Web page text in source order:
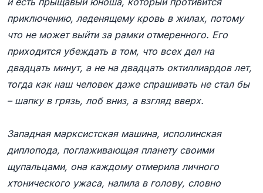
приключению, леденящему кровь в жилах, потому
что не может выйти за рамки отмеренного. Его
приходится убеждать в том, что всех дел на
двадцать минут, а не на двадцать октиллиардов лет,
тогда как наш человек даже спрашивать не стал бы
– шапку в грязь, лоб вниз, а взгляд вверх.
Западная марксистская машина, исполинская
диплопода, поглаживающая планету своими
щупальцами, она каждому отмерила личного
хтонического ужаса, налила в голову, словно